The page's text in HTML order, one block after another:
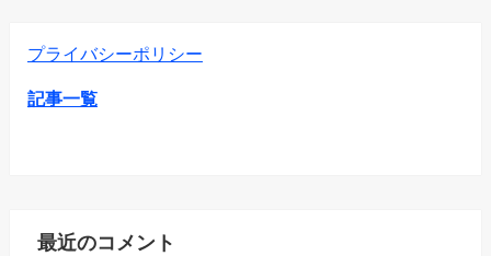
プライバシーポリシー
記事一覧
最近のコメント